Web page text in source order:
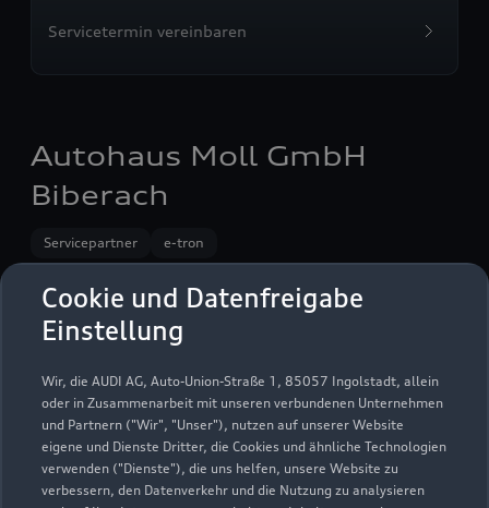
Cookie und Datenfreigabe
Einstellung
Wir, die AUDI AG, Auto-Union-Straße 1, 85057 Ingolstadt, allein
oder in Zusammenarbeit mit unseren verbundenen Unternehmen
und Partnern ("Wir", "Unser"), nutzen auf unserer Website
eigene und Dienste Dritter, die Cookies und ähnliche Technologien
verwenden ("Dienste"), die uns helfen, unsere Website zu
verbessern, den Datenverkehr und die Nutzung zu analysieren
Servicetermin vereinbaren
Autohaus Moll GmbH
Biberach
Servicepartner e-tron